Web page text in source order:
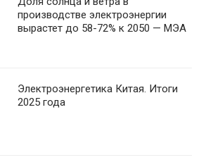
производстве электроэнергии
вырастет до 58-72% к 2050 — МЭА
Электроэнергетика Китая. Итоги
2025 года